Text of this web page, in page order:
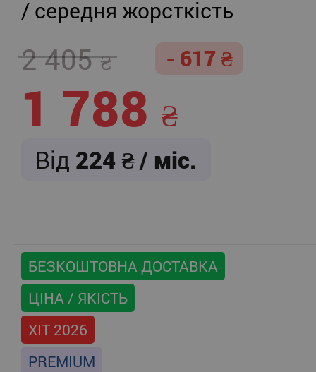
/ середня жорсткість
2 405 - 617
1 788
Від 224 / міс.
БЕЗКОШТОВНА ДОСТАВКА
ЦІНА / ЯКІСТЬ
ХІТ 2026
PREMIUM